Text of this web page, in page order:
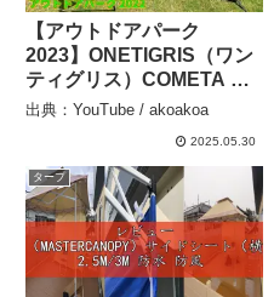
【アウトドアパーク
2023】ONETIGRIS（ワン
ティグリス）COMETA キ
ャンプテント 参考出品の
出典：YouTube / akoakoa
2025.05.30
タープ